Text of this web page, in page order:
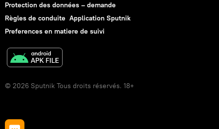
Protection des données – demande
Règles de conduite Application Sputnik
Preferences en matiere de suivi
© 2026 Sputnik Tous droits réservés. 18+